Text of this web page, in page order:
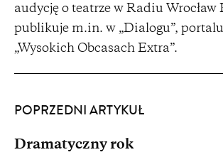
audycję o teatrze w Radiu Wrocław
publikuje m.in. w „Dialogu”,
„Wysokich Obcasach Extra”.
POPRZEDNI ARTYKUŁ
Dramatyczny rok